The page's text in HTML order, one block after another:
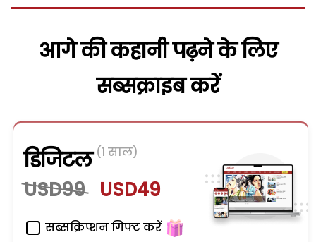
आगे की कहानी पढ़ने के लिए
सब्सक्राइब करें
डिजिटल (1 साल)
USD99 USD49
सब्सक्रिप्शन गिफ्ट करें